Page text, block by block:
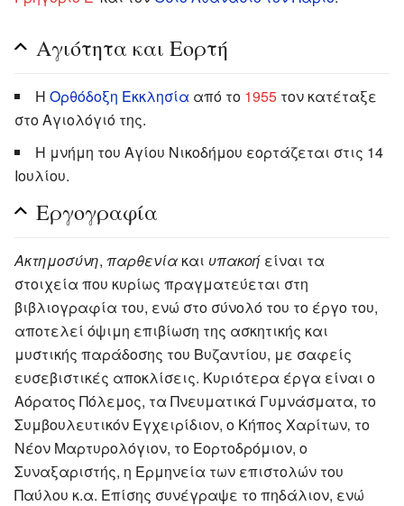
Αγιότητα και Εορτή
Η Ορθόδοξη Εκκλησία από το 1955 τον κατέταξε
στο Αγιολόγιό της.
Η μνήμη του Αγίου Νικοδήμου εορτάζεται στις 14
Ιουλίου.
Εργογραφία
Ακτημοσύνη, παρθενία και υπακοή είναι τα
στοιχεία που κυρίως πραγματεύεται στη
βιβλιογραφία του, ενώ στο σύνολό του το έργο του,
αποτελεί όψιμη επιβίωση της ασκητικής και
μυστικής παράδοσης του Βυζαντίου, με σαφείς
ευσεβιστικές αποκλίσεις. Κυριότερα έργα είναι ο
Αόρατος Πόλεμος, τα Πνευματικά Γυμνάσματα, το
Συμβουλευτικόν Εγχειρίδιον, ο Κήπος Χαρίτων‚ το
Νέον Μαρτυρολόγιον, το Εορτοδρόμιον, ο
Συναξαριστής, η Ερμηνεία των επιστολών του
Παύλου κ.α. Επίσης συνέγραψε το πηδάλιον, ενώ